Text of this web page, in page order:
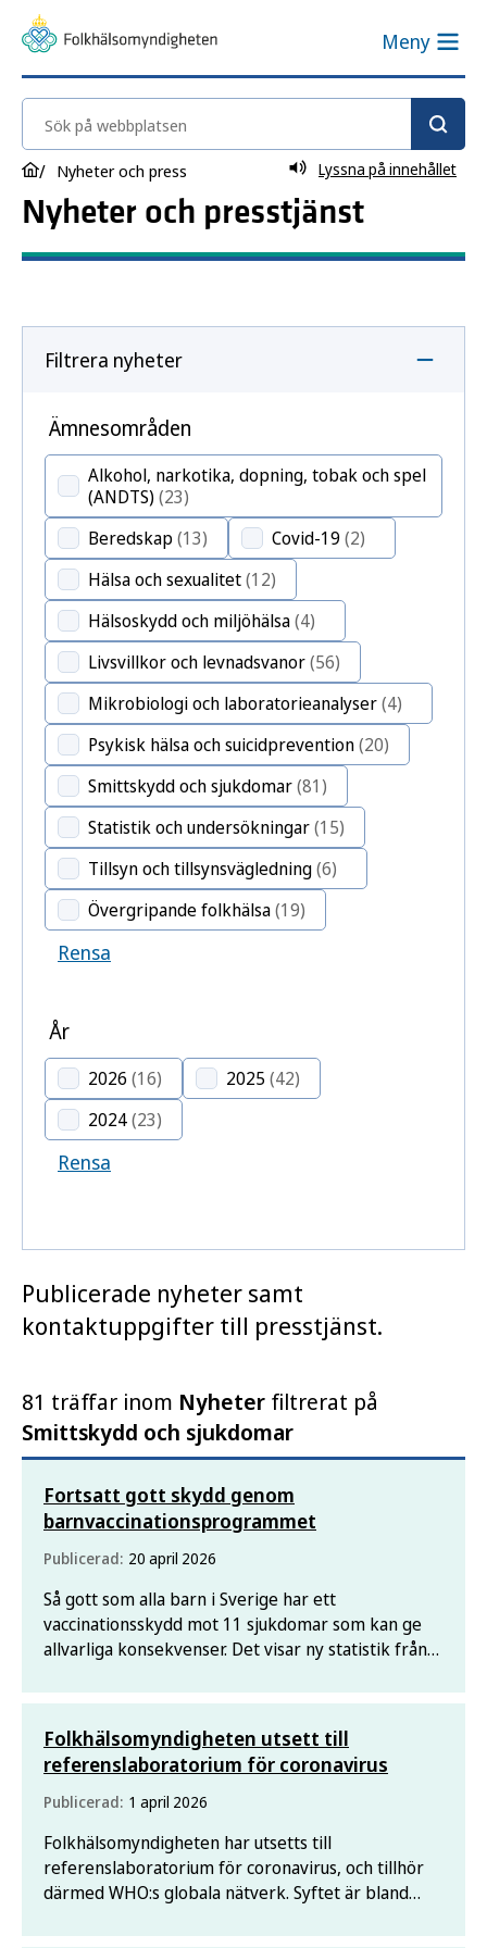
Meny
Sök på webbplatsen
Nyheter och press Lyssna på innehållet
Nyheter och presstjänst
Filtrera nyheter
Ämnesområden
Alkohol, narkotika, dopning, tobak och spel
(ANDTS)(23)
Beredskap(13) Covid-19 (2)
Hälsa och sexualitet(12)
Hälsoskydd och miljöhälsa(4)
Livsvillkor och levnadsvanor(56)
Mikrobiologi och laboratorieanalyser(4)
Psykisk hälsa och suicidprevention(20)
Smittskydd och sjukdomar(81)
Statistik och undersökningar(15)
Tillsyn och tillsynsvägledning(6)
Övergripande folkhälsa(19)
Rensa
År
2026 (16) 2025 (42)
2024(23)
Rensa
Publicerade nyheter samt
kontaktuppgifter till presstjänst.
81 träffar inom Nyheter filtrerat på
Smittskydd och sjukdomar
Fortsatt gott skydd genom
barnvaccinationsprogrammet
Publicerad: 20 april 2026
Så gott som alla barn i Sverige har ett
vaccinationsskydd mot 11 sjukdomar som kan ge
allvarliga konsekvenser. Det visar ny statistik från
täckningen är på samma höga nivå som tidigare år.
Folkhälsomyndigheten utsett till
referenslaboratorium för coronavirus
Publicerad: 1 april 2026
Folkhälsomyndigheten har utsetts till
referenslaboratorium för coronavirus, och tillhör
därmed WHO:s globala nätverk. Syftet är bland
coronavirus förändras över tid.